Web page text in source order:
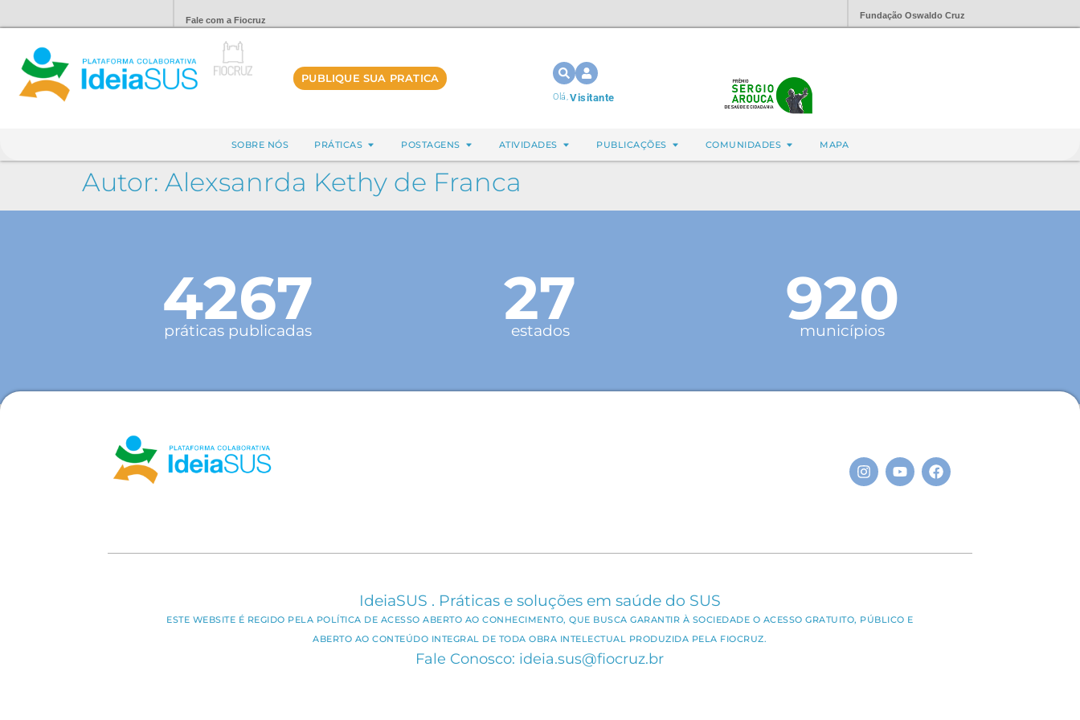
Fale com a Fiocruz Fundação Oswaldo Cruz
PUBLIQUE SUA PRATICA
Olá,Visitante
SOBRE NÓS PRÁTICAS POSTAGENS ATIVIDADES PUBLICAÇÕES COMUNIDADES MAPA
Autor: Alexsanrda Kethy de Franca
4267
práticas publicadas 27
estados 920
municípios
IdeiaSUS . Práticas e soluções em saúde do SUS
ESTE WEBSITE É REGIDO PELA POLÍTICA DE ACESSO ABERTO AO CONHECIMENTO, QUE BUSCA GARANTIR À SOCIEDADE O ACESSO GRATUITO, PÚBLICO E
ABERTO AO CONTEÚDO INTEGRAL DE TODA OBRA INTELECTUAL PRODUZIDA PELA FIOCRUZ.
Fale Conosco: ideia.sus@fiocruz.br